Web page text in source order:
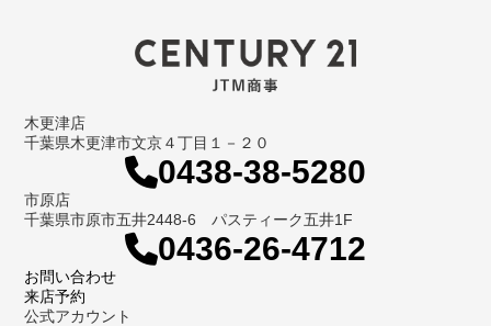
木更津店
千葉県木更津市文京４丁目１－２０
0438-38-5280
市原店
千葉県市原市五井2448-6 パスティーク五井1F
0436-26-4712
お問い合わせ
来店予約
公式アカウント